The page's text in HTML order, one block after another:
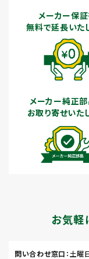
メーカー保
無料で延長いた
メーカー純正
お取り寄せいた
お気軽
問い合わせ窓口 ：土曜